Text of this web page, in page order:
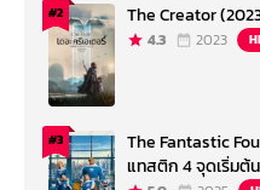
#2 The Creator
4.3 2023
#3
The Fantastic
แทสติก 4 จุดเริ่มต้